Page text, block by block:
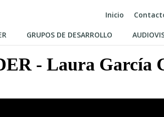
Inicio
GRUPOS DE DESARROLLO
- Laura García